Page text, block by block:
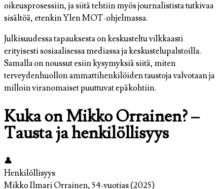
oikeusprosessiin, ja siitä tehtiin myös journalistista tutkivaa
sisältöä, etenkin Ylen MOT-ohjelmassa.
Julkisuudessa tapauksesta on keskusteltu vilkkaasti
erityisesti sosiaalisessa mediassa ja keskustelupalstoilla.
Samalla on noussut esiin kysymyksiä siitä, miten
terveydenhuollon ammattihenkilöiden taustoja valvotaan ja
milloin viranomaiset puuttuvat epäkohtiin.
Kuka on Mikko Orrainen? –
Tausta ja henkilöllisyys
👤
Henkilöllisyys
Mikko Ilmari Orrainen, 54-vuotias (2025)